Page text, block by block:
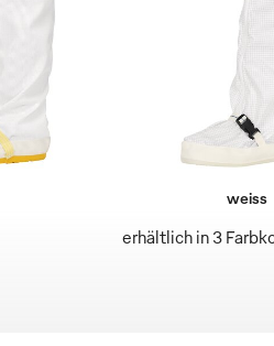
erhältlich in 3
weiss